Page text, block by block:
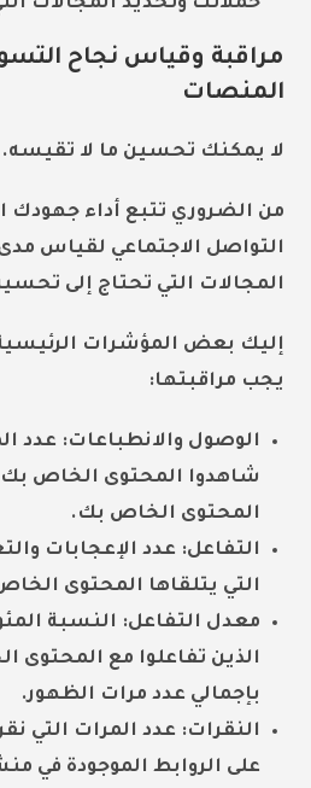
مراقبة وقياس نجاح
المنصات
لا يمكنك تحسين ما لا تقيسه.
من الضروري تتبع أداء جهودك
التواصل الاجتماعي لقياس
المجالات التي تحتاج إلى
يجب مراقبتها:
الوصول والانطباعات: عدد
شاهدوا المحتوى الخاص
المحتوى الخاص بك.
التفاعل: عدد الإعجابات
التي يتلقاها المحتوى
معدل التفاعل: النسبة
الذين تفاعلوا مع المحتوى
بإجمالي عدد مرات الظهور.
النقرات: عدد المرات التي
على الروابط الموجودة في